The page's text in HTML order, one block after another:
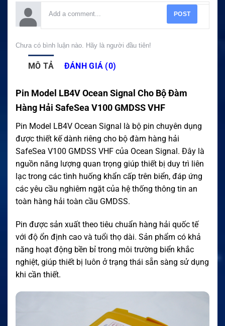
POST
Chưa có bình luận nào. Hãy là người đầu tiên!
MÔ TẢ ĐÁNH GIÁ (0)
Pin Model LB4V Ocean Signal Cho Bộ Đàm
Hàng Hải SafeSea V100 GMDSS VHF
Pin Model LB4V Ocean Signal là bộ pin chuyên dụng
được thiết kế dành riêng cho bộ đàm hàng hải
SafeSea V100 GMDSS VHF của Ocean Signal. Đây là
nguồn năng lượng quan trọng giúp thiết bị duy trì liên
lạc trong các tình huống khẩn cấp trên biển, đáp ứng
các yêu cầu nghiêm ngặt của hệ thống thông tin an
toàn hàng hải toàn cầu GMDSS.
Pin được sản xuất theo tiêu chuẩn hàng hải quốc tế
với độ ổn định cao và tuổi thọ dài. Sản phẩm có khả
năng hoạt động bền bỉ trong môi trường biển khắc
nghiệt, giúp thiết bị luôn ở trạng thái sẵn sàng sử dụng
khi cần thiết.